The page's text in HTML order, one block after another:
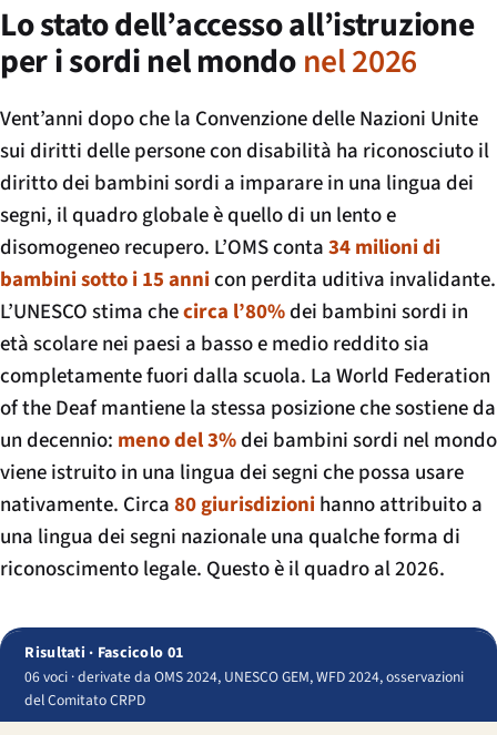
Lo stato dell’accesso all’istruzione
per i sordi nel mondonel 2026
Vent’anni dopo che la Convenzione delle Nazioni Unite
sui diritti delle persone con disabilità ha riconosciuto il
diritto dei bambini sordi a imparare in una lingua dei
segni, il quadro globale è quello di un lento e
disomogeneo recupero. L’OMS conta34 milioni di
bambini sotto i 15 annicon perdita uditiva invalidante.
L’UNESCO stima checirca l’80%dei bambini sordi in
età scolare nei paesi a basso e medio reddito sia
completamente fuori dalla scuola. La World Federation
of the Deaf mantiene la stessa posizione che sostiene da
un decennio: meno del 3%dei bambini sordi nel mondo
viene istruito in una lingua dei segni che possa usare
nativamente. Circa80 giurisdizionihanno attribuito a
una lingua dei segni nazionale una qualche forma di
riconoscimento legale. Questo è il quadro al 2026.
Risultati · Fascicolo 01
06 voci · derivate da OMS 2024, UNESCO GEM, WFD 2024, osservazioni
del Comitato CRPD